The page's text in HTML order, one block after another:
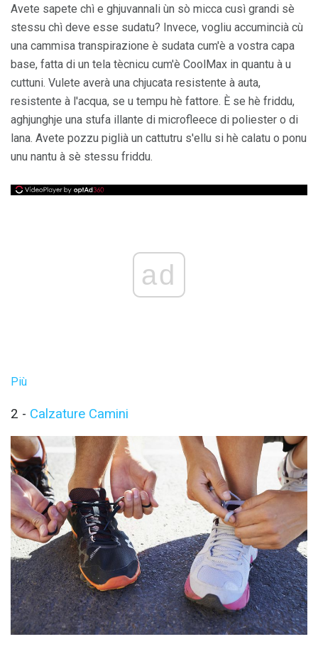
Avete sapete chì e ghjuvannali ùn sò micca cusì grandi sè
stessu chì deve esse sudatu? Invece, vogliu accumincià cù
una cammisa transpirazione è sudata cum'è a vostra capa
base, fatta di un tela tècnicu cum'è CoolMax in quantu à u
cuttuni. Vulete averà una chjucata resistente à auta,
resistente à l'acqua, se u tempu hè fattore. È se hè friddu,
aghjunghje una stufa illante di microfleece di poliester o di
lana. Avete pozzu piglià un cattutru s'ellu si hè calatu o ponu
unu nantu à sè stessu friddu.
ad
Più
2 - Calzature Camini